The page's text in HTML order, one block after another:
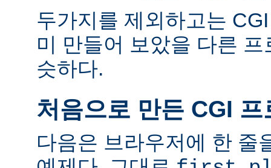
두가지를 제외하고는
미 만들어 보았을 다른
슷하다.
처음으로 만든 CGI 프
다음은 브라우저에 한 줄